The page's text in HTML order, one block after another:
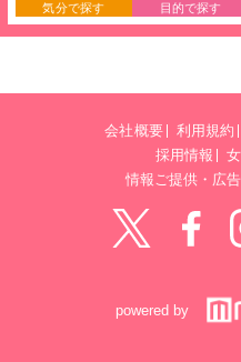
気分で探す 目的で探す
会社概要 利用規約
採用情報
情報ご提供・広
powered by